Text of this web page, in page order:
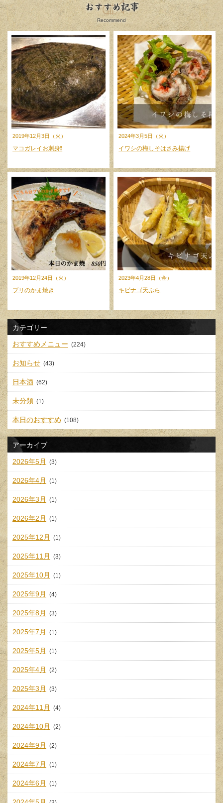
おすすめ記事
Recommend
2019年12月3日（火）
マコガレイお刺身❗️
2024年3月5日（火）
イワシの梅しそはさみ揚げ
2019年12月24日（火）
ブリのかま焼き
2023年4月28日（金）
キビナゴ天ぷら
カテゴリー
おすすめメニュー (224)
お知らせ (43)
日本酒 (62)
未分類 (1)
本日のおすすめ (108)
アーカイブ
2026年5月 (3)
2026年4月 (1)
2026年3月 (1)
2026年2月 (1)
2025年12月 (1)
2025年11月 (3)
2025年10月 (1)
2025年9月 (4)
2025年8月 (3)
2025年7月 (1)
2025年5月 (1)
2025年4月 (2)
2025年3月 (3)
2024年11月 (4)
2024年10月 (2)
2024年9月 (2)
2024年7月 (1)
2024年6月 (1)